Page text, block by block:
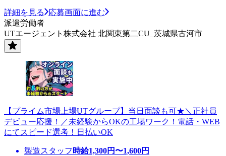
詳細を見る
応募画面に進む
派遣労働者
UTエージェント株式会社 北関東第二CU_茨城県古河市
【プライム市場上場UTグループ】当日面談も可★＼正社員
デビュー応援！／未経験からOKの工場ワーク！電話・WEB
にてスピード選考！日払いOK
製造スタッフ 時給1,300円〜1,600円